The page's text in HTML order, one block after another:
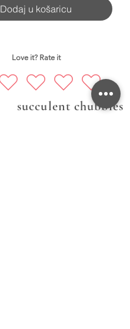
Dodaj u košaricu
Love it? Rate it
succulent chubbies